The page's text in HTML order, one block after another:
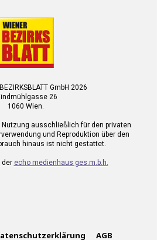
GmbH 2026
26
1060 Wien.
ausschließlich für den privaten
und Reproduktion über den
hinaus ist nicht gestattet.
der echo medienhaus ges.m.b.h.
AGB